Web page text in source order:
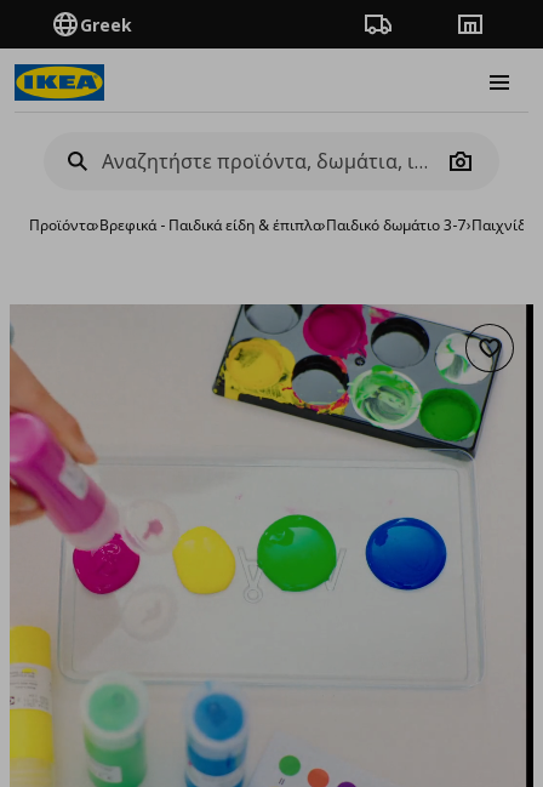
Greek Πορεία παραγγελίας
Camera
Προϊόντα›Βρεφικά - Παιδικά είδη & έπιπλα›Παιδικό δωμάτιο 3-7›